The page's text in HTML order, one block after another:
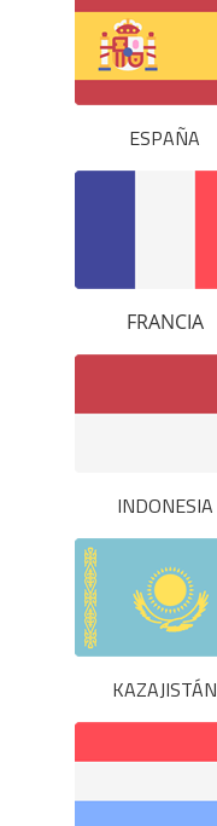
ESPAÑA
FRANCIA
INDONESIA
KAZAJISTÁN